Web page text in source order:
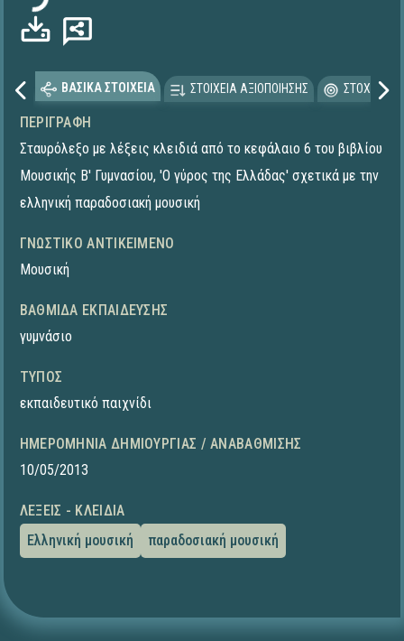
ΒΑΣΙΚΑ ΣΤΟΙΧΕΙΑ ΣΤΟΙΧΕΙΑ ΑΞΙΟΠΟΙΗΣΗΣ
ΠΕΡΙΓΡΑΦΉ
Σταυρόλεξο με λέξεις κλειδιά από το κεφάλαιο 6 του βιβλίου
Μουσικής Β' Γυμνασίου, 'Ο γύρος της Ελλάδας' σχετικά με την
ελληνική παραδοσιακή μουσική
ΓΝΩΣΤΙΚΌ ΑΝΤΙΚΕΊΜΕΝΟ
Μουσική
ΒΑΘΜΊΔΑ ΕΚΠΑΊΔΕΥΣΗΣ
γυμνάσιο
ΤΎΠΟΣ
εκπαιδευτικό παιχνίδι
ΗΜΕΡΟΜΗΝΊΑ ΔΗΜΙΟΥΡΓΊΑΣ / ΑΝΑΒΆΘΜΙΣΗΣ
10/05/2013
ΛΈΞΕΙΣ - ΚΛΕΙΔΙΆ
Ελληνική μουσική
παραδοσιακή μουσική